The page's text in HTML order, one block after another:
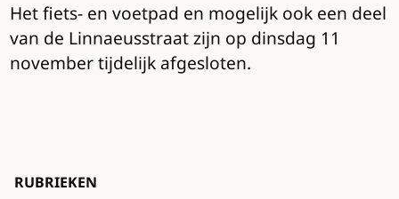
Het fiets- en voetpad en mogelijk ook een deel
van de Linnaeusstraat zijn op dinsdag 11
november tijdelijk afgesloten.
RUBRIEKEN